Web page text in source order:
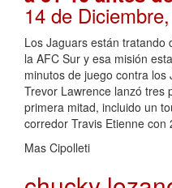
14 de
Los Jaguars están tratando
la AFC Sur y esa misión
minutos de juego contra los
Trevor Lawrence lanzó tres
primera mitad, incluido un
corredor Travis Etienne
Mas Cipolleti